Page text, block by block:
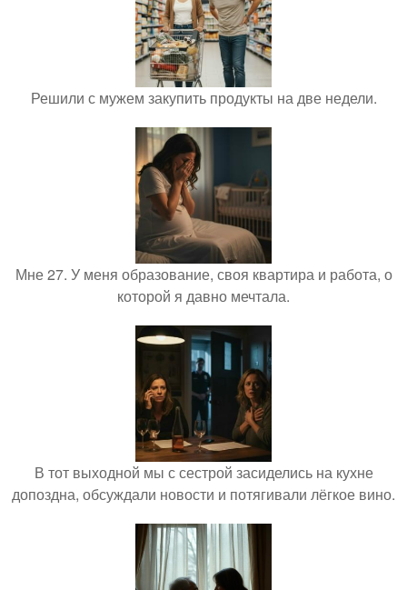
Решили с мужем закупить продукты на две недели.
Мне 27. У меня образование, своя квартира и работа, о
которой я давно мечтала.
В тот выходной мы с сестрой засиделись на кухне
допоздна, обсуждали новости и потягивали лёгкое вино.